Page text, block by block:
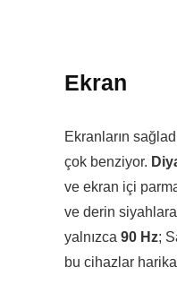
Ekran
Ekranların
çok benziyor.
ve ekran içi
ve derin
yalnızca 90 Hz;
bu cihazlar